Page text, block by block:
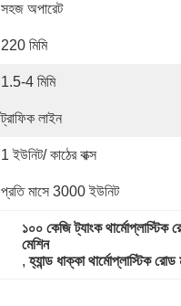
সহজ অপারেট
220 মিমি
1.5-4 মিমি
ট্রাফিক লাইন
1 ইউনিট/ কাঠের বাক্স
প্রতি মাসে 3000 ইউনিট
১০০ কেজি ট্যাংক থার্মোপ্লাস্টিক
মেশিন
, হ্যান্ড ধাক্কা থার্মোপ্লাস্টিক রোড